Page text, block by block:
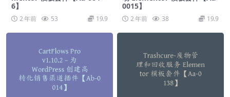
6】
2 年前 53 19.9
0015】
2 年前 38 19.9